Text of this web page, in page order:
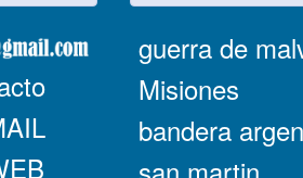
guerra de
Misiones
bandera